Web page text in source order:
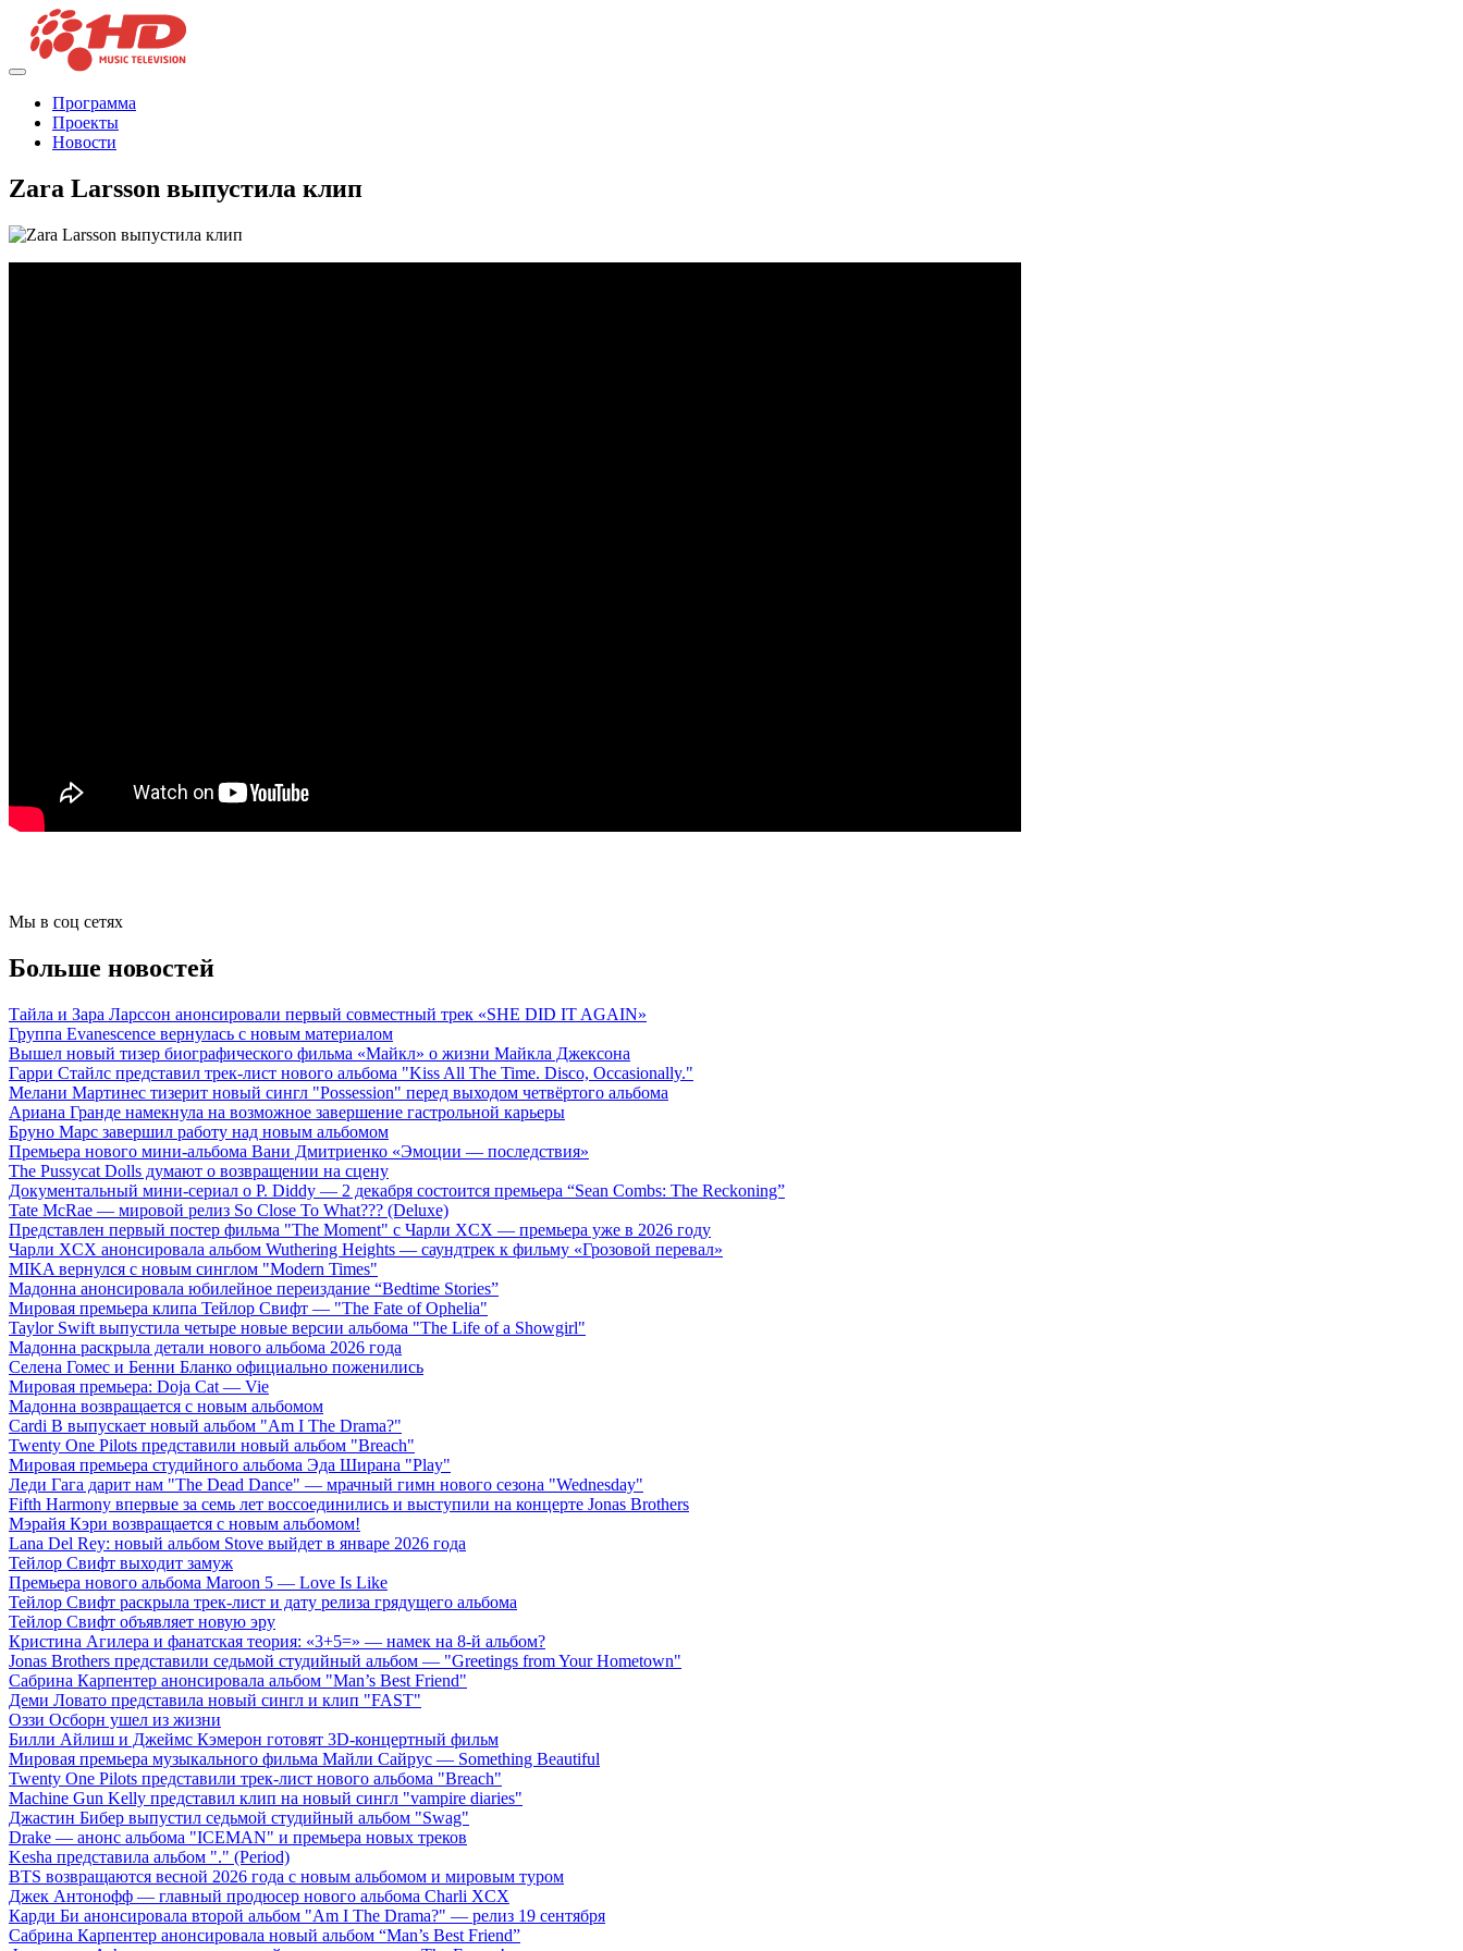
Программа
Проекты
Новости
Zara Larsson выпустила клип
Мы в соц сетях
Больше новостей
Тайла и Зара Ларссон анонсировали первый совместный трек «SHE DID IT AGAIN»
Группа Evanescence вернулась с новым материалом
Вышел новый тизер биографического фильма «Майкл» о жизни Майкла Джексона
Гарри Стайлс представил трек-лист нового альбома "Kiss All The Time. Disco, Occasionally."
Мелани Мартинес тизерит новый сингл "Possession" перед выходом четвёртого альбома
Ариана Гранде намекнула на возможное завершение гастрольной карьеры
Бруно Марс завершил работу над новым альбомом
Премьера нового мини-альбома Вани Дмитриенко «Эмоции — последствия»
The Pussycat Dolls думают о возвращении на сцену
Документальный мини-сериал о P. Diddy — 2 декабря состоится премьера “Sean Combs: The Reckoning”
Tate McRae — мировой релиз So Close To What??? (Deluxe)
Представлен первый постер фильма "The Moment" с Чарли XCX — премьера уже в 2026 году
Чарли XCX анонсировала альбом Wuthering Heights — саундтрек к фильму «Грозовой перевал»
MIKA вернулся с новым синглом "Modern Times"
Мадонна анонсировала юбилейное переиздание “Bedtime Stories”
Мировая премьера клипа Тейлор Свифт — "The Fate of Ophelia"
Taylor Swift выпустила четыре новые версии альбома "The Life of a Showgirl"
Мадонна раскрыла детали нового альбома 2026 года
Селена Гомес и Бенни Бланко официально поженились
Мировая премьера: Doja Cat — Vie
Мадонна возвращается с новым альбомом
Cardi B выпускает новый альбом "Am I The Drama?"
Twenty One Pilots представили новый альбом "Breach"
Мировая премьера студийного альбома Эда Ширана "Play"
Леди Гага дарит нам "The Dead Dance" — мрачный гимн нового сезона "Wednesday"
Fifth Harmony впервые за семь лет воссоединились и выступили на концерте Jonas Brothers
Мэрайя Кэри возвращается с новым альбомом!
Lana Del Rey: новый альбом Stove выйдет в январе 2026 года
Тейлор Свифт выходит замуж
Премьера нового альбома Maroon 5 — Love Is Like
Тейлор Свифт раскрыла трек-лист и дату релиза грядущего альбома
Тейлор Свифт объявляет новую эру
Кристина Агилера и фанатская теория: «3+5=» — намек на 8-й альбом?
Jonas Brothers представили седьмой студийный альбом — "Greetings from Your Hometown"
Сабрина Карпентер анонсировала альбом "Man’s Best Friend"
Деми Ловато представила новый сингл и клип "FAST"
Оззи Осборн ушел из жизни
Билли Айлиш и Джеймс Кэмерон готовят 3D-концертный фильм
Мировая премьера музыкального фильма Майли Сайрус — Something Beautiful
Twenty One Pilots представили трек-лист нового альбома "Breach"
Machine Gun Kelly представил клип на новый сингл "vampire diaries"
Джастин Бибер выпустил седьмой студийный альбом "Swag"
Drake — анонс альбома "ICEMAN" и премьера новых треков
Kesha представила альбом "." (Period)
BTS возвращаются весной 2026 года с новым альбомом и мировым туром
Джек Антонофф — главный продюсер нового альбома Charli XCX
Карди Би анонсировала второй альбом "Am I The Drama?" — релиз 19 сентября
Сабрина Карпентер анонсировала новый альбом “Man’s Best Friend”